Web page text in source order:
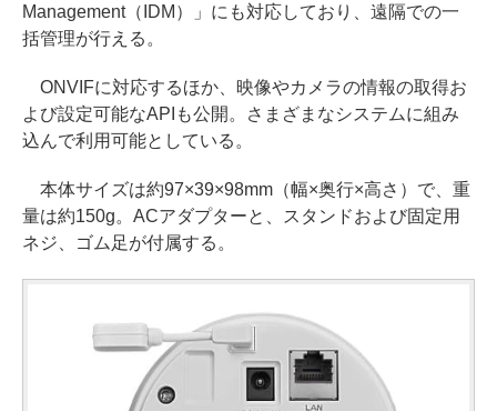
Management（IDM）」にも対応しており、遠隔での一
括管理が行える。
ONVIFに対応するほか、映像やカメラの情報の取得お
よび設定可能なAPIも公開。さまざまなシステムに組み
込んで利用可能としている。
本体サイズは約97×39×98mm（幅×奥行×高さ）で、重
量は約150g。ACアダプターと、スタンドおよび固定用
ネジ、ゴム足が付属する。